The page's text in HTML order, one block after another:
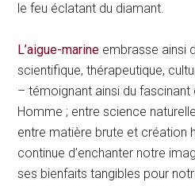
le feu éclatant du diamant.
L’aigue-marine embrasse ainsi
scientifique, thérapeutique,
– témoignant ainsi du fascinant
Homme ; entre science
entre matière brute et création
continue d’enchanter notre
ses bienfaits tangibles pour